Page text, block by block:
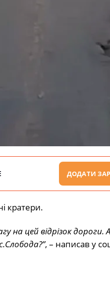
ДОДАТИ
кратери.
на цей відрізок дороги.
, – написав у